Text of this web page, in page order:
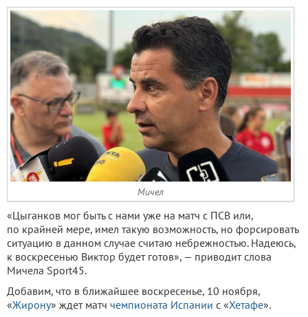
Мичел
«Цыганков мог быть с нами уже на матч с ПСВ или,
по крайней мере, имел такую возможность, но форсировать
ситуацию в данном случае считаю небрежностью. Надеюсь,
к воскресенью Виктор будет готов», — приводит слова
Мичела Sport45.
Добавим, что в ближайшее воскресенье, 10 ноября,
«Жирону» ждет матч чемпионата Испании с «Хетафе».